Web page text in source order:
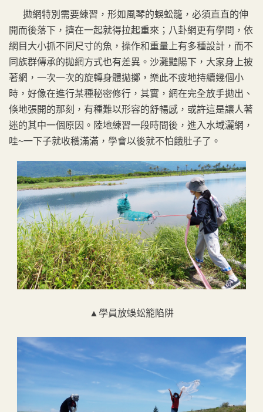
拋網特別需要練習，形如風琴的蜈蚣籠，必須直直的伸
開而後落下，擠在一起就得拉起重來；八卦網更有學問，依
網目大小抓不同尺寸的魚，操作和重量上有多種設計，而不
同族群傳承的拋網方式也有差異。沙灘豔陽下，大家身上披
著網，一次一次的旋轉身體拋擲，樂此不疲地持續幾個小
時，好像在進行某種秘密修行，其實，網在完全放手拋出、
倏地張開的那刻，有種難以形容的舒暢感，或許這是讓人著
迷的其中一個原因。陸地練習一段時間後，進入水域灑網，
哇~一下子就收穫滿滿，學會以後就不怕餓肚子了。
▲學員放蜈蚣籠陷阱